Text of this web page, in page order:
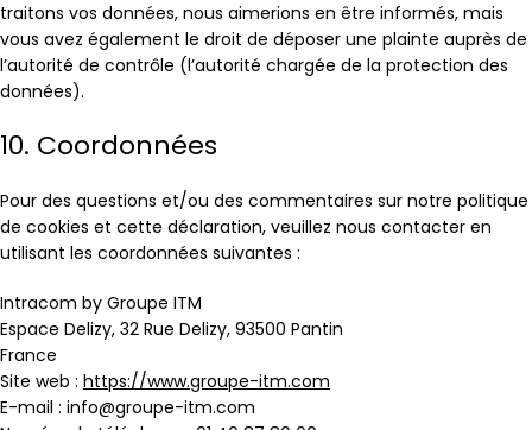
traitons vos données, nous aimerions en être informés, mais
vous avez également le droit de déposer une plainte auprès de
l’autorité de contrôle (l’autorité chargée de la protection des
données).
10. Coordonnées
Pour des questions et/ou des commentaires sur notre politique
de cookies et cette déclaration, veuillez nous contacter en
utilisant les coordonnées suivantes :
Intracom by Groupe ITM
Espace Delizy, 32 Rue Delizy, 93500 Pantin
France
Site web : https://www.groupe-itm.com
E-mail : info@groupe-itm.com